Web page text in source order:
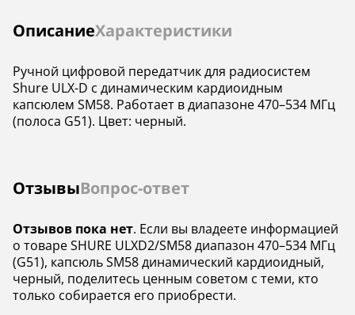
ОписаниеХарактеристики
Инструкции
Ручной цифровой передатчик для радиосистем
Shure ULX-D с динамическим кардиоидным
капсюлем SM58. Работает в диапазоне 470–534 МГц
(полоса G51). Цвет: черный.
ОтзывыВопрос-ответ
Отзывов пока нет. Если вы владеете информацией
о товаре SHURE ULXD2/SM58 диапазон 470–534 МГц
(G51), капсюль SM58 динамический кардиоидный,
черный, поделитесь ценным советом с теми, кто
только собирается его приобрести.